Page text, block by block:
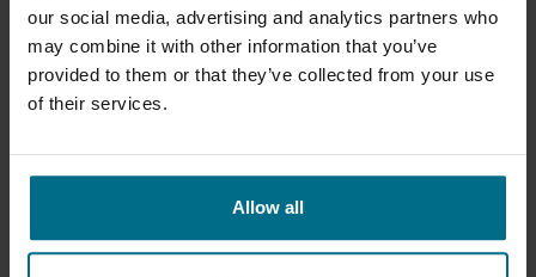
our social media, advertising and analytics partners who
may combine it with other information that you’ve
provided to them or that they’ve collected from your use
of their services.
Allow all
identificação rigorosa dos componentes, garantindo
compatibilidade dimensional, adequação de
materiais e alinhamento com os requisitos
operacionais
EXPERIÊNCIA, SERVIÇO E
SUPORTE AXFLOW